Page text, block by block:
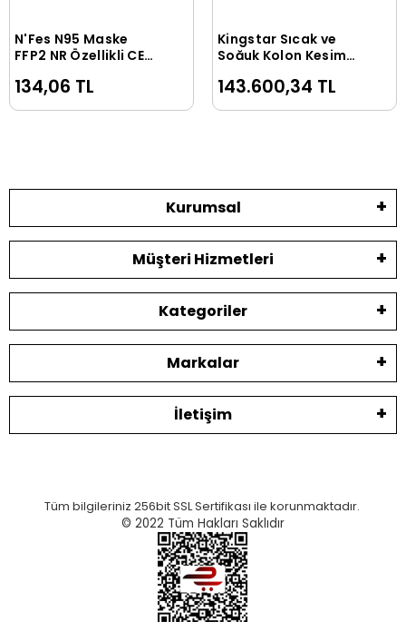
Sepete Ekle
N'Fes N95 Maske
FFP2 NR Özellikli CE
Adet
134,06 TL
Sepete Ekle
Kingstar Sıcak ve
Soğuk Kolon Kesim
Etiket Kesim
143.600,34 TL
Kurumsal
Müşteri Hizmetleri
Kategoriler
Markalar
İletişim
Tüm bilgileriniz 256bit SSL Sertifikası ile korunmaktadır.
© 2022 Tüm Hakları Saklıdır